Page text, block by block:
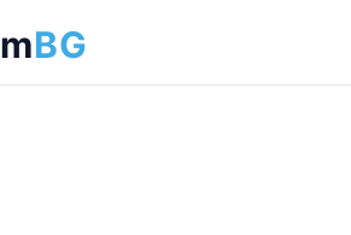
BG